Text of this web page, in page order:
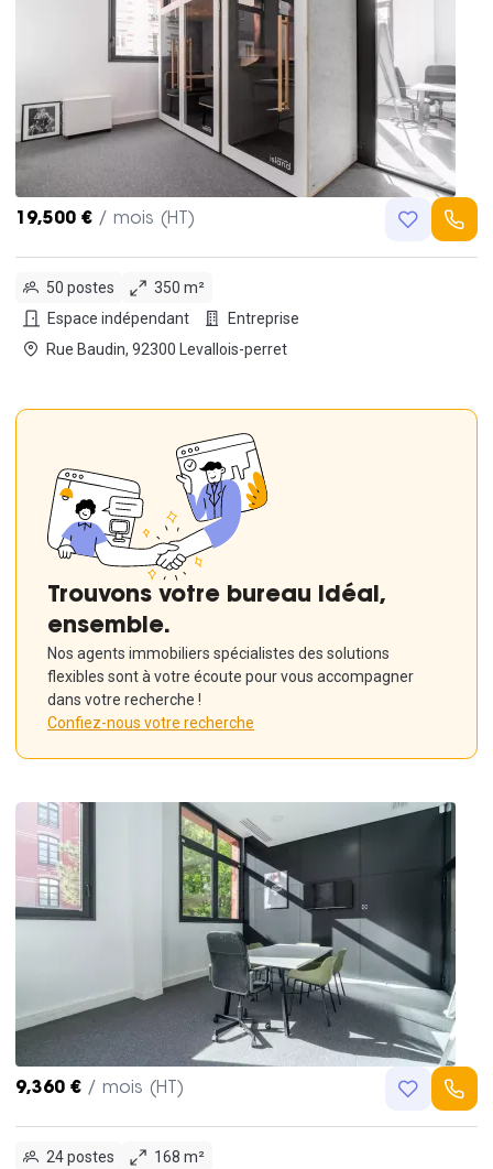
19,500 € / mois (HT)
50 postes
350 m²
Espace indépendant
Entreprise
Rue Baudin, 92300 Levallois-perret
Trouvons votre bureau idéal,
ensemble.
Nos agents immobiliers spécialistes des solutions
flexibles sont à votre écoute pour vous accompagner
dans votre recherche !
Confiez-nous votre recherche
9,360 € / mois (HT)
24 postes
168 m²